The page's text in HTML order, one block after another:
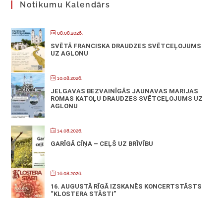
Notikumu Kalendārs
08.08.2026.
SVĒTĀ FRANCISKA DRAUDZES SVĒTCEĻOJUMS
UZ AGLONU
10.08.2026.
JELGAVAS BEZVAINĪGĀS JAUNAVAS MARIJAS
ROMAS KATOĻU DRAUDZES SVĒTCEĻOJUMS UZ
AGLONU
14.08.2026.
GARĪGĀ CĪŅA – CEĻŠ UZ BRĪVĪBU
16.08.2026.
16. AUGUSTĀ RĪGĀ IZSKANĒS KONCERTSTĀSTS
“KLOSTERA STĀSTI”